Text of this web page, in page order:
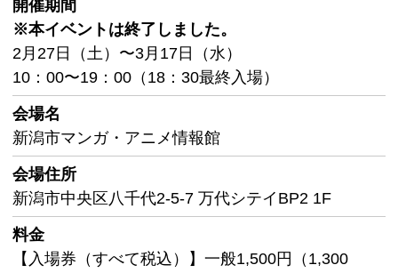
開催期間
※本イベントは終了しました。
2月27日（土）〜3月17日（水）
10：00〜19：00（18：30最終入場）
会場名
新潟市マンガ・アニメ情報館
会場住所
新潟市中央区八千代2-5-7 万代シテイBP2 1F
料金
【入場券（すべて税込）】一般1,500円（1,300